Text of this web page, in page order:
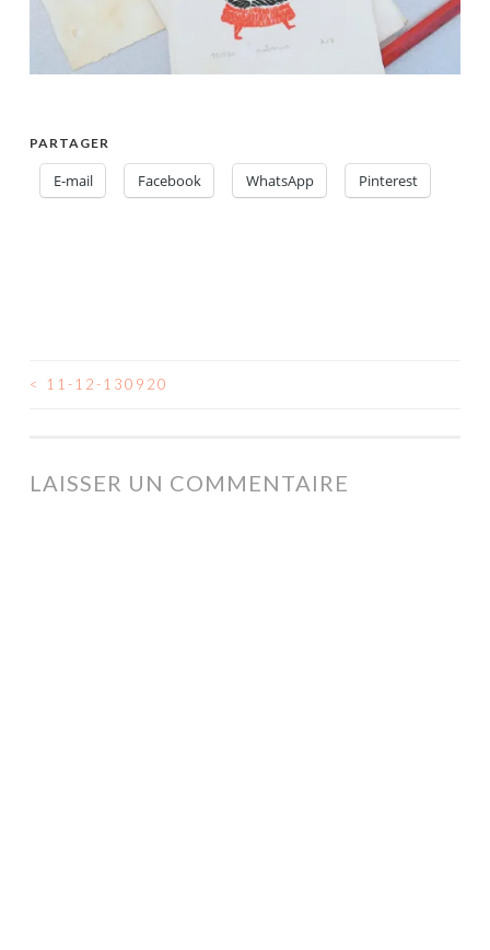
PARTAGER
E-mail Facebook WhatsApp Pinterest
NAVIGATION
ARTICLES
< 11-12-130920
LAISSER UN COMMENTAIRE